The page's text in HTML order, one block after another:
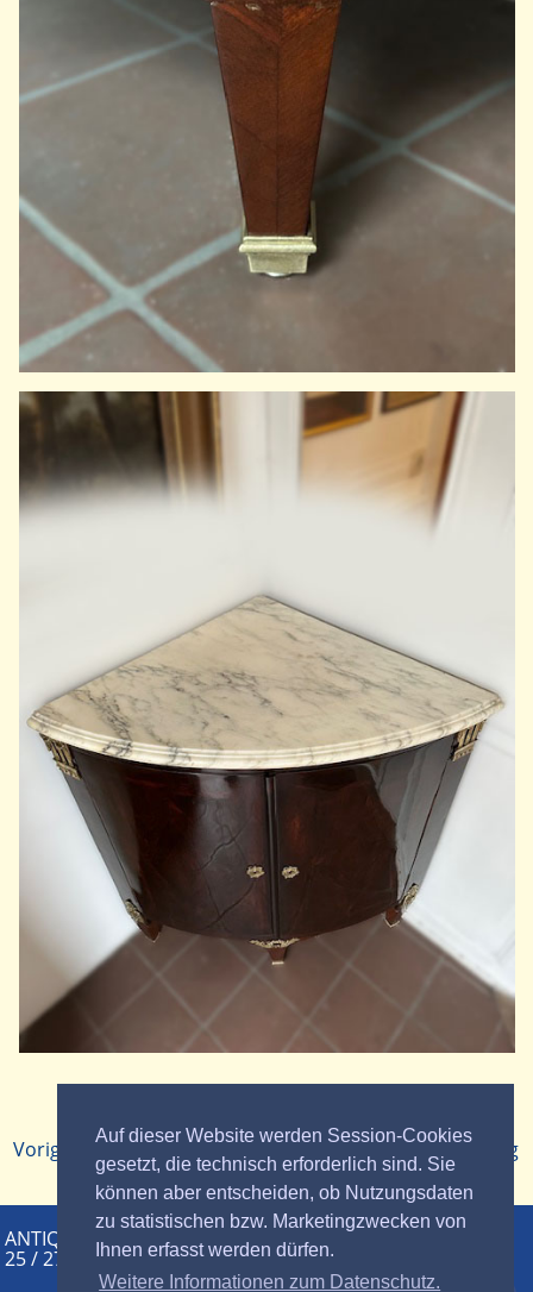
Auf dieser Website werden Session-Cookies
gesetzt, die technisch erforderlich sind. Sie
können aber entscheiden, ob Nutzungsdaten
zu statistischen bzw. Marketingzwecken von
Ihnen erfasst werden dürfen.
Weitere Informationen zum Datenschutz.
Voriger Beitrag
Zurück zur
Übersicht
Nächster Beitrag
ANTIQUITÄTEN HERMANN STUMPF | Hauptstr.
25 / 27 | Neckarsteinach |Tel. 0 62 29 - 72 75
mobil: 0171 750 29 86